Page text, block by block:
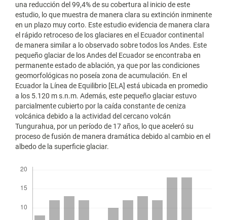
una reducción del 99,4% de su cobertura al inicio de este
estudio, lo que muestra de manera clara su extinción inminente
en un plazo muy corto. Este estudio evidencia de manera clara
el rápido retroceso de los glaciares en el Ecuador continental
de manera similar a lo observado sobre todos los Andes. Este
pequeño glaciar de los Andes del Ecuador se encontraba en
permanente estado de ablación, ya que por las condiciones
geomorfológicas no poseía zona de acumulación. En el
Ecuador la Línea de Equilibrio [ELA] está ubicada en promedio
a los 5.120 m s.n.m. Además, este pequeño glaciar estuvo
parcialmente cubierto por la caída constante de ceniza
volcánica debido a la actividad del cercano volcán
Tungurahua, por un período de 17 años, lo que aceleró su
proceso de fusión de manera dramática debido al cambio en el
albedo de la superficie glaciar.